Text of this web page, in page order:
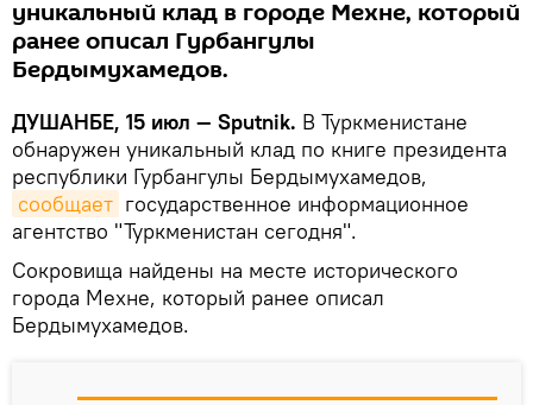
уникальный клад в городе Мехне, который
ранее описал Гурбангулы
Бердымухамедов.
ДУШАНБЕ, 15 июл — Sputnik. В Туркменистане
обнаружен уникальный клад по книге президента
республики Гурбангулы Бердымухамедов,
сообщает государственное информационное
агентство "Туркменистан сегодня".
Сокровища найдены на месте исторического
города Мехне, который ранее описал
Бердымухамедов.